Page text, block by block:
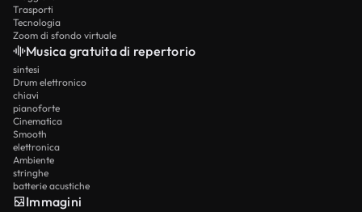
Trasporti
Tecnologia
Zoom di sfondo virtuale
Musica gratuita di repertorio
sintesi
Drum elettronico
chiavi
pianoforte
Cinematica
Smooth
elettronica
Ambiente
stringhe
batterie acustiche
Immagini